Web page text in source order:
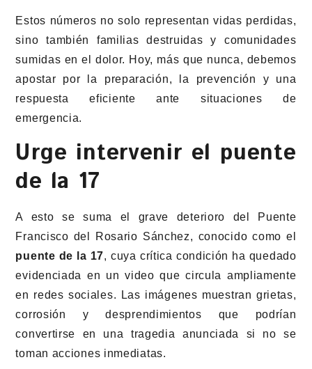
Estos números no solo representan vidas perdidas,
sino también familias destruidas y comunidades
sumidas en el dolor. Hoy, más que nunca, debemos
apostar por la preparación, la prevención y una
respuesta eficiente ante situaciones de
emergencia.
Urge intervenir el puente
de la 17
A esto se suma el grave deterioro del Puente
Francisco del Rosario Sánchez, conocido como el
puente de la 17, cuya crítica condición ha quedado
evidenciada en un video que circula ampliamente
en redes sociales. Las imágenes muestran grietas,
corrosión y desprendimientos que podrían
convertirse en una tragedia anunciada si no se
toman acciones inmediatas.